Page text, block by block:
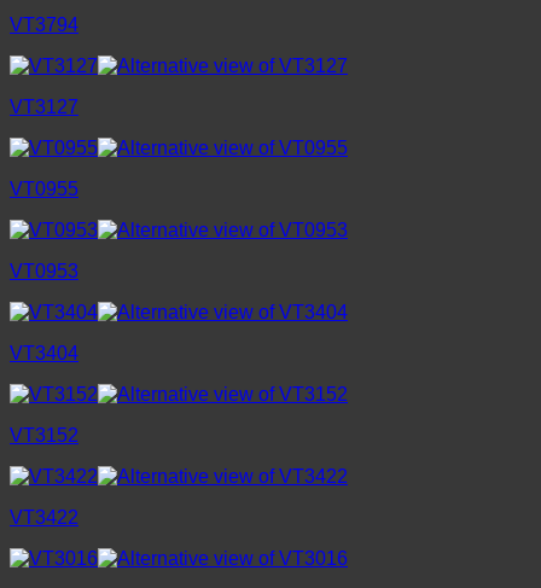
VT3794
VT3127
VT0955
VT0953
VT3404
VT3152
VT3422